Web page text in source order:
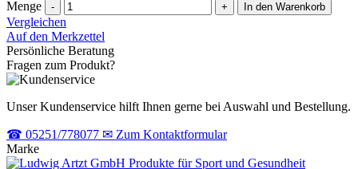
Menge - + In den Warenkorb
Vergleichen
Auf den Merkzettel
Persönliche Beratung
Fragen zum Produkt?
Unser Kundenservice hilft Ihnen gerne bei Auswahl und Bestellung.
☎ 05251/778077 ✉ Zum Kontaktformular
Marke